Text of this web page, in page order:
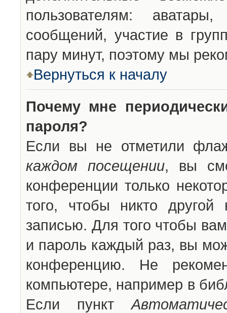
пользователям:
сообщений, участие в
пару минут, поэтому мы
Вернуться к началу
Почему мне
пароля?
Если вы не отметили
каждом посещении, вы
конференции только
того, чтобы никто другой
записью. Для того чтобы
и пароль каждый раз, вы
конференцию. Не
компьютере, например в
Если пункт